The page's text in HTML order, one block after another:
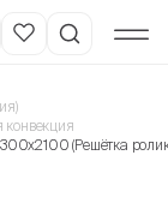
конвекция
(Решётка